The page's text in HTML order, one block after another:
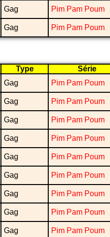
Gag Pim Pam Poum
Gag Pim Pam Poum
Type
Série
Gag Pim Pam Poum
Gag Pim Pam Poum
Gag Pim Pam Poum
Gag Pim Pam Poum
Gag Pim Pam Poum
Gag Pim Pam Poum
Gag Pim Pam Poum
Gag Pim Pam Poum
Gag Pim Pam Poum